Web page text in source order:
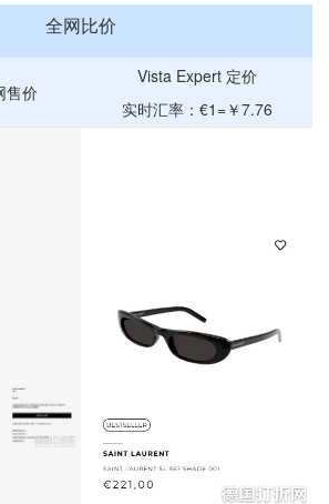
全网比价
售价
Vista Expert 定价
实时汇率：€1=￥7.76